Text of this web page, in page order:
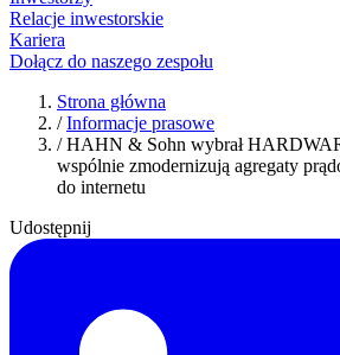
Relacje inwestorskie
Kariera
Dołącz do naszego zespołu
Strona główna
/ Informacje prasowe
/ HAHN & Sohn wybrał
wspólnie zmodernizują agregaty
do internetu
Udostępnij